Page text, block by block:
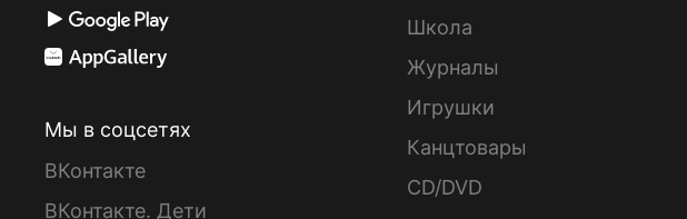
Мы в соцсетях
ВКонтакте
ВКонтакте. Дети
Школа
Журналы
Игрушки
Канцтовары
CD/DVD